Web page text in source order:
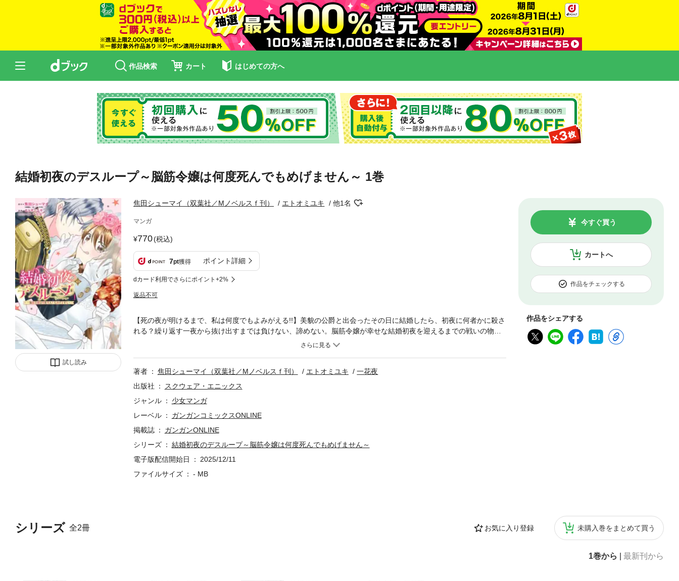
作品検索 カート はじめての方へ
結婚初夜のデスループ～脳筋令嬢は何度死んでもめげません～ 1巻
試し読み
焦田シューマイ（双葉社／Mノベルスｆ刊） エトオミユキ 他1名
マンガ
770(税込)
7pt獲得 ポイント詳細
dカード利用でさらにポイント+2%
返品不可
カートへ
今すぐ買う
作品をチェックする
作品をシェアする
シリーズ 全2冊 お気に入り登録 未購入巻をまとめて買う
1巻から 最新刊から
【死の夜が明けるまで、私は何度でもよみがえる!!】美貌の公爵と出会ったその日に結婚したら、初夜に何者かに殺さ
れる？繰り返す一夜から抜け出すまでは負けない、諦めない。脳筋令嬢が幸せな結婚初夜を迎えるまでの戦いの物
語、開幕！(C)Syumai Kogeta 2020 (C)2025 Miyuki Etoo
著者 焦田シューマイ（双葉社／Mノベルスｆ刊） エトオミユキ
一花夜
出版社
スクウェア・エニックス
ジャンル
少女マンガ
レーベル
ガンガンコミックスONLINE
掲載誌
ガンガンONLINE
シリーズ
結婚初夜のデスループ～脳筋令嬢は何度死んでもめげません～
電子版配信開始日
2025/12/11
ファイルサイズ
- MB